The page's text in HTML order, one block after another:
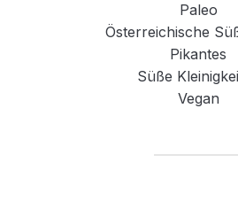
Paleo
Österreichische
Pikantes
Süße
Vegan